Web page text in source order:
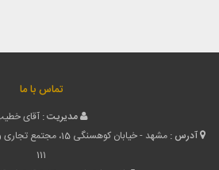
تماس با ما
مدیریت :آقای
آدرس :
مشهد - خیابان کوهسنگی
111